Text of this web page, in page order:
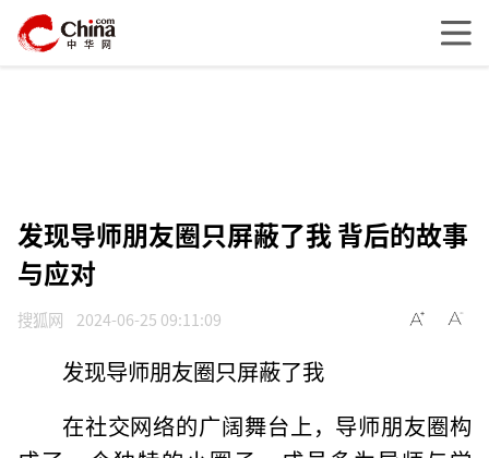
发现导师朋友圈只屏蔽了我 背后的故事
与应对
搜狐网 2024-06-25 09:11:09
发现导师朋友圈只屏蔽了我
在社交网络的广阔舞台上，导师朋友圈构